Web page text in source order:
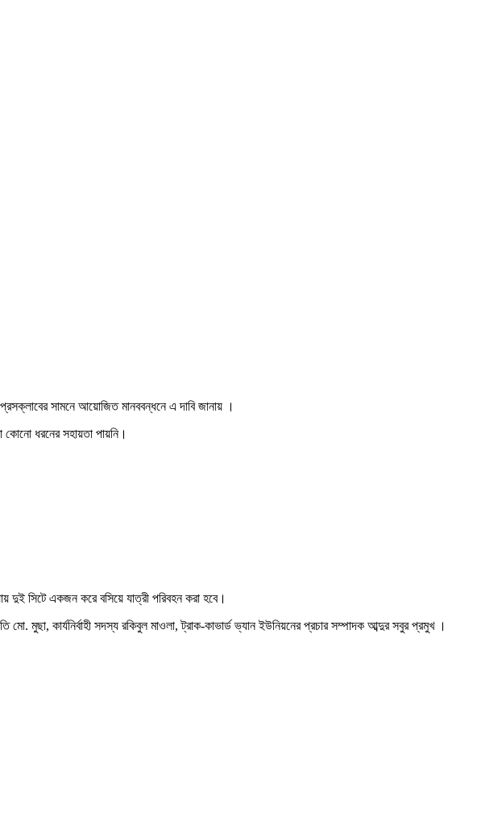
সামনে আয়োজিত মানববন্ধনে এ দাবি জানায় ।
ধরনের সহায়তা পায়নি।
দুই সিটে একজন করে বসিয়ে যাত্রী পরিবহন করা হবে।
মুছা, কার্যনির্বাহী সদস্য রকিবুল মাওলা, ট্রাক-কাভার্ড ভ্যান ইউনিয়নের প্রচার সম্পাদক আব্দুর সবুর প্রমুখ ।